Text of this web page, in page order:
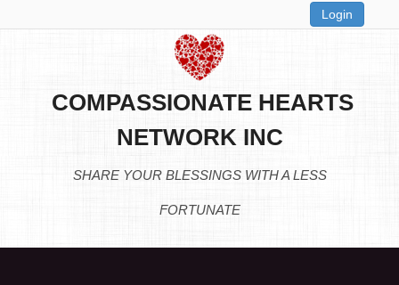
Login
COMPASSIONATE HEARTS
NETWORK INC
SHARE YOUR BLESSINGS WITH A LESS
FORTUNATE